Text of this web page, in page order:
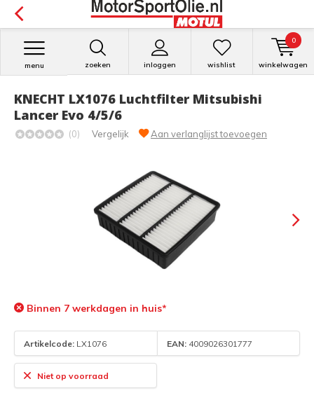
zoeken inloggen
menu wishlist winkelwagen
0
KNECHT LX1076 Luchtfilter Mitsubishi
Lancer Evo 4/5/6
(0) Vergelijk Aan verlanglijst toevoegen
Binnen 7 werkdagen in huis*
Artikelcode: LX1076 EAN: 4009026301777
Niet op voorraad